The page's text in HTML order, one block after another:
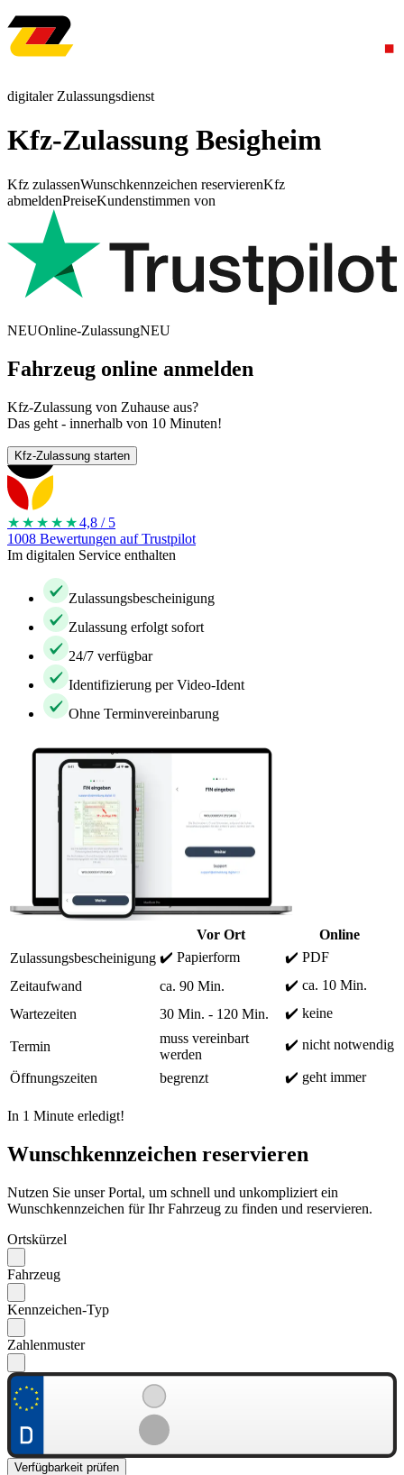
digitaler Zulassungsdienst
Kfz-Zulassung Besigheim
Kfz zulassenWunschkennzeichen reservierenKfz
abmeldenPreiseKundenstimmen von
NEUOnline-ZulassungNEU
Fahrzeug online anmelden
Kfz-Zulassung von Zuhause aus?
Das geht - innerhalb von 10 Minuten!
Kfz-Zulassung starten
★★★★ ★4,8 / 5
1008 Bewertungen auf Trustpilot
Im digitalen Service enthalten
Zulassungsbescheinigung
Zulassung erfolgt sofort
24/7 verfügbar
Identifizierung per Video-Ident
Ohne Terminvereinbarung
Vor Ort
Online
Zulassungsbescheinigung ✔️ Papierform
✔️ PDF
Zeitaufwand
ca. 90 Min.
✔️ ca. 10 Min.
Wartezeiten
30 Min. - 120 Min. ✔️ keine
Termin
muss vereinbart
werden
✔️ nicht notwendig
Öffnungszeiten begrenzt ✔️ geht immer
In 1 Minute erledigt!
Wunschkennzeichen reservieren
Nutzen Sie unser Portal, um schnell und unkompliziert ein
Wunschkennzeichen für Ihr Fahrzeug zu finden und reservieren.
Ortskürzel
Fahrzeug
Kennzeichen-Typ
Zahlenmuster
Verfügbarkeit prüfen